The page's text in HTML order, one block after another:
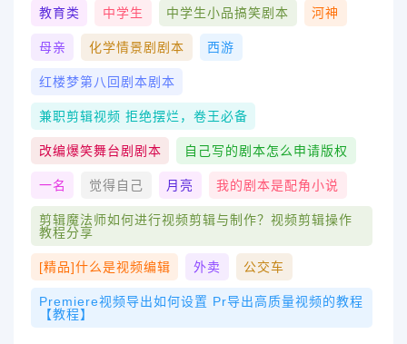
教育类 中学生 中学生小品搞笑剧本 河神
母亲 化学情景剧剧本 西游
红楼梦第八回剧本剧本
兼职剪辑视频 拒绝摆烂，卷王必备
改编爆笑舞台剧剧本 自己写的剧本怎么申请版权
一名 觉得自己 月亮 我的剧本是配角小说
剪辑魔法师如何进行视频剪辑与制作？视频剪辑操作
教程分享
[精品]什么是视频编辑 外卖 公交车
Premiere视频导出如何设置 Pr导出高质量视频的教程
【教程】